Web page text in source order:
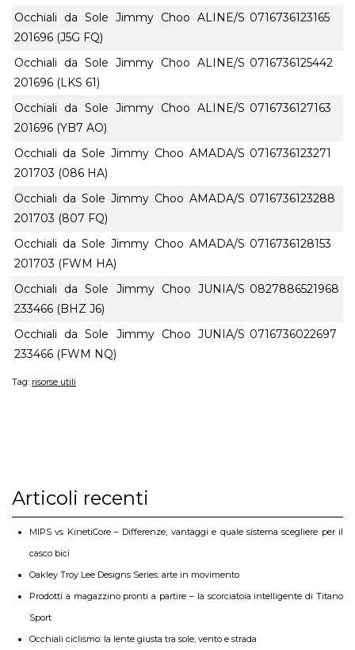
Occhiali da Sole Jimmy Choo ALINE/S
201696 (J5G FQ)
0716736123165
Occhiali da Sole Jimmy Choo ALINE/S
201696 (LKS 61)
0716736125442
Occhiali da Sole Jimmy Choo ALINE/S
201696 (YB7 AO)
0716736127163
Occhiali da Sole Jimmy Choo AMADA/S
201703 (086 HA)
0716736123271
Occhiali da Sole Jimmy Choo AMADA/S
201703 (807 FQ)
0716736123288
Occhiali da Sole Jimmy Choo AMADA/S
201703 (FWM HA)
0716736128153
Occhiali da Sole Jimmy Choo JUNIA/S
233466 (BHZ J6)
0827886521968
Occhiali da Sole Jimmy Choo JUNIA/S
233466 (FWM NQ)
0716736022697
Tag: risorse utili
Articoli recenti
MIPS vs KinetiCore – Differenze, vantaggi e quale sistema scegliere per il
casco bici
Oakley Troy Lee Designs Series: arte in movimento
Prodotti a magazzino pronti a partire – la scorciatoia intelligente di Titano
Sport
Occhiali ciclismo: la lente giusta tra sole, vento e strada